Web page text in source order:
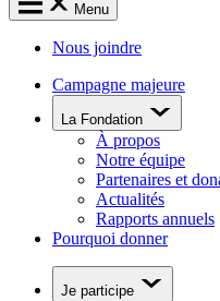
Menu
Nous joindre
Campagne majeure
La Fondation
À propos
Notre équipe
Partenaires et
Actualités
Rapports annuels
Pourquoi donner
Je participe